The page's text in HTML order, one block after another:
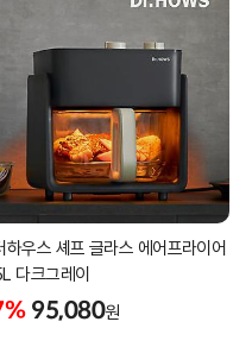
하우스 셰프 글라스 에어프라이어
다크그레이
95,080원